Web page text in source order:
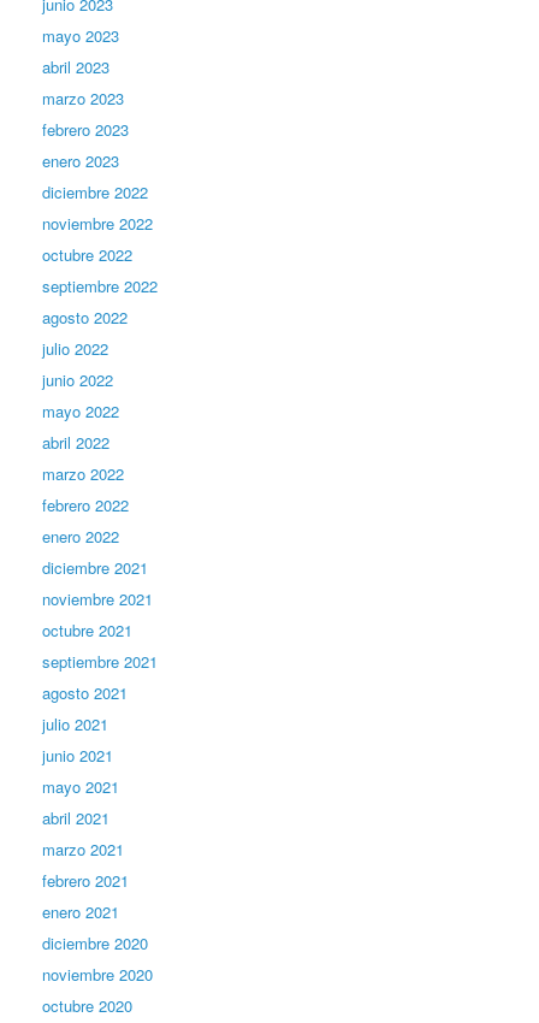
mayo 2023
abril 2023
marzo 2023
febrero 2023
enero 2023
diciembre 2022
noviembre 2022
octubre 2022
septiembre 2022
agosto 2022
julio 2022
junio 2022
mayo 2022
abril 2022
marzo 2022
febrero 2022
enero 2022
diciembre 2021
noviembre 2021
octubre 2021
septiembre 2021
agosto 2021
julio 2021
junio 2021
mayo 2021
abril 2021
marzo 2021
febrero 2021
enero 2021
diciembre 2020
noviembre 2020
octubre 2020